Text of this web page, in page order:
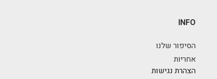
INFO
הסיפור שלנו
אחריות
הצהרת נגישות